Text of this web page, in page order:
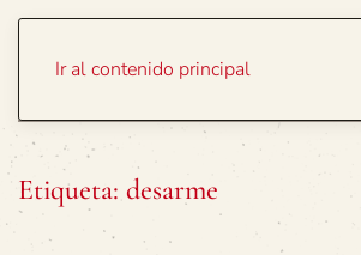
Ir al contenido principal
Etiqueta: desarme